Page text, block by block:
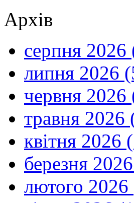
Архів
серпня 2026
липня 2026
червня 2026
травня 2026
квітня 2026
березня
лютого 2026